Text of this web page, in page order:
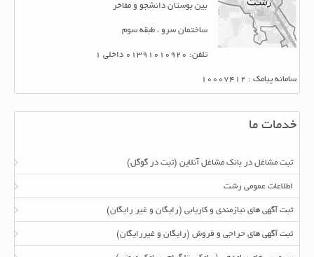
بین بوستان دانشجو و مفاخر
ساختمان سرو ، طبقه سوم
تلفن: 01391010920 داخلی 1
سامانه پیامک : 10007412
خدمات ما
ثبت مشاغل در بانک مشاغل آنلاین (ثبت در گوگل)
اطلاعات عمومی رشت
ثبت آگهی های نیازمندی و کاریابی (رایگان و غیر رایگان)
ثبت آگهی های حراجی و فروش (رایگان و غیررایگان)